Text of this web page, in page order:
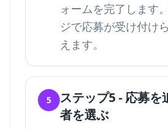
ォームを完了します
ジで応募が受け付け
えます。
5
ステップ5 - 応募を
者を選ぶ